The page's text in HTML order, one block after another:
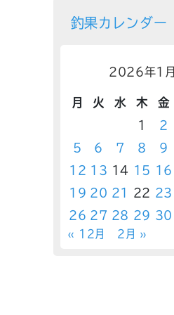
釣果カレンダー
2026年1月
月 火 水 木 金
1
2
5
6 7 8 9
12 13 14 15 16
19 20 21 22 23
26 27 28 29 30
« 12月 2月 »